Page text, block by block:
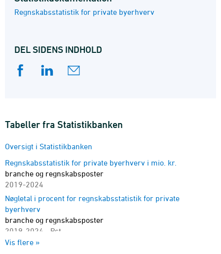
af omsætning og andre driftsindtægter. Bruttoavance er
vareforbrug og køb af lønarbejde og underentrepriser.
egenkapitalen og aktivernes sum. Overskudsgraden er
løbet af året og omfatter kun ikke-personligt ejede
Regnskabsstatistik for private byerhverv
DEL SIDENS INDHOLD
Tabeller fra Statistikbanken
Oversigt i Statistikbanken
Regnskabsstatistik for private byerhverv i mio. kr.
branche og regnskabsposter
2019-2024
Nøgletal i procent for regnskabsstatistik for private
byerhverv
branche og regnskabsposter
2019-2024 - Pct.
Regnskabsstatistik for private byerhverv
Vis flere »